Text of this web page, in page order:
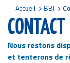
Fil
d'Ariane
Accueil BBI
CONTACT
Nous restons
et tenterons de